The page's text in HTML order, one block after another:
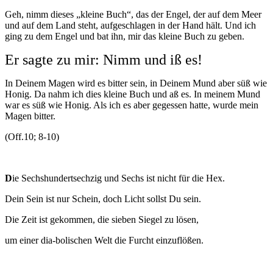
Geh, nimm dieses „kleine Buch“, das der Engel, der auf dem Meer
und auf dem Land steht, aufgeschlagen in der Hand hält. Und ich
ging zu dem Engel und bat ihn, mir das kleine Buch zu geben.
Er sagte zu mir: Nimm und iß es!
In Deinem Magen wird es bitter sein, in Deinem Mund aber süß wie
Honig. Da nahm ich dies kleine Buch und aß es. In meinem Mund
war es süß wie Honig. Als ich es aber gegessen hatte, wurde mein
Magen bitter.
(Off.10; 8-10)
Die Sechshundertsechzig und Sechs ist nicht für die Hex.
Dein Sein ist nur Schein, doch Licht sollst Du sein.
Die Zeit ist gekommen, die sieben Siegel zu lösen,
um einer dia-bolischen Welt die Furcht einzuflößen.